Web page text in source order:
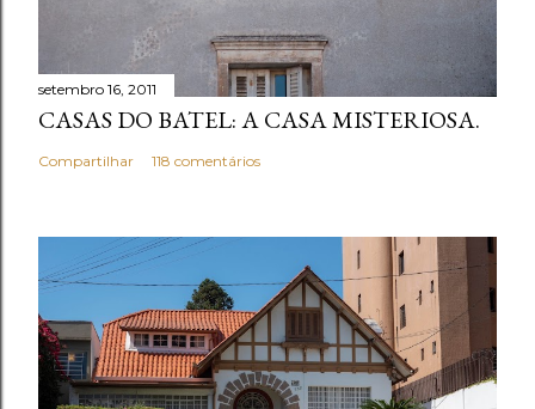
setembro 16, 2011
CASAS DO BATEL: A CASA MISTERIOSA.
Compartilhar 118 comentários